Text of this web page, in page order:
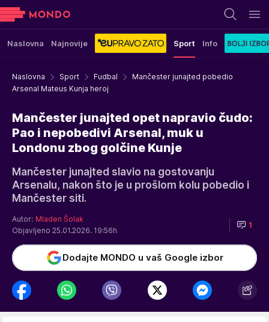
Naslovna Najnovije Sport Info
Naslovna Sport Fudbal
Mančester junajted pobedio
Arsenal Mateus Kunja heroj
Mančester junajted opet napravio čudo:
Pao i nepobedivi Arsenal, muk u
Londonu zbog golčine Kunje
Mančester junajted slavio na gostovanju
Arsenalu, nakon što je u prošlom kolu pobedio i
Mančester siti.
Autor: Mladen Šolak
Objavljeno 25.01.2026. 19:56h
1
Dodajte MONDO u vaš Google izbor